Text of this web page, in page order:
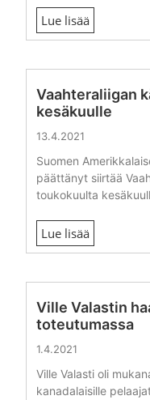
Lue lisää
Vaahteraliigan
kesäkuulle
13.4.2021
Suomen
päättänyt siirtää
toukokuulta
Lue lisää
Ville Valastin
toteutumassa
1.4.2021
Ville Valasti oli
kanadalaisille